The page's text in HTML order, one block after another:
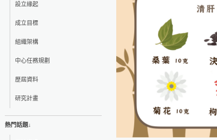
設立緣起
成立目標
組織架構
中心任務規劃
歷屆資料
研究計畫
熱門話題↓